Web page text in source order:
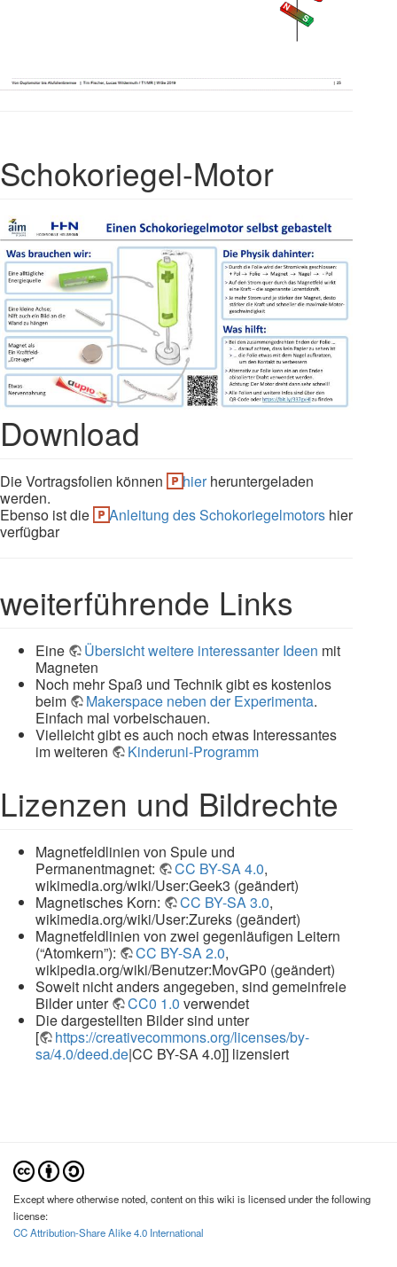
Schokoriegel-Motor
Download
Die Vortragsfolien können hierheruntergeladen
werden.
Ebenso ist die
Anleitung des Schokoriegelmotors hier
verfügbar
weiterführende Links
Eine Übersicht weitere interessanter Ideen mit
Magneten
Noch mehr Spaß und Technik gibt es kostenlos
beim
Makerspace neben der Experimenta.
Einfach mal vorbeischauen.
Vielleicht gibt es auch noch etwas Interessantes
im weiteren
Kinderuni-Programm
Lizenzen und Bildrechte
Magnetfeldlinien von Spule und
Permanentmagnet:
CC BY-SA 4.0,
wikimedia.org/wiki/User:Geek3 (geändert)
Magnetisches Korn:
CC BY-SA 3.0,
wikimedia.org/wiki/User:Zureks (geändert)
Magnetfeldlinien von zwei gegenläufigen Leitern
(“Atomkern”):
CC BY-SA 2.0,
wikipedia.org/wiki/Benutzer:MovGP0 (geändert)
Soweit nicht anders angegeben, sind gemeinfreie
Bilder unter
CC0 1.0 verwendet
Die dargestellten Bilder sind unter
[
https://creativecommons.org/licenses/by-
sa/4.0/deed.de|CC BY-SA 4.0]] lizensiert
Except where otherwise noted, content on this wiki is licensed under the following
license:
CC Attribution-Share Alike 4.0 International